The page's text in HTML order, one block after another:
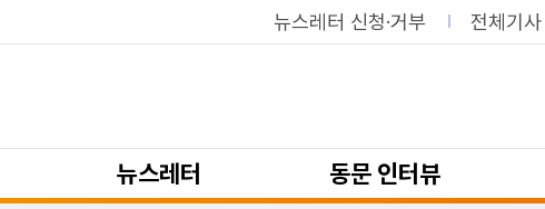
뉴스레터 신청·거부 전체기사
뉴스레터 동문 인터뷰